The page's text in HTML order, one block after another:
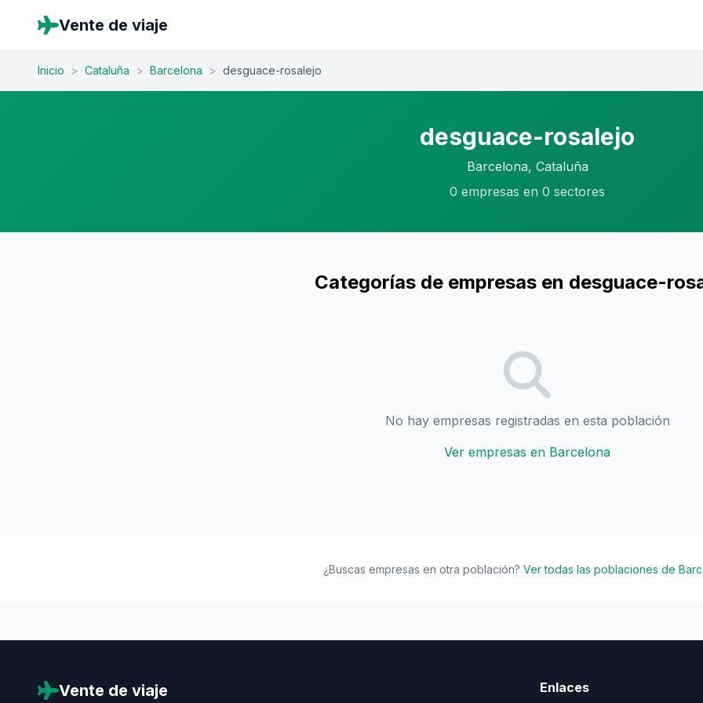
Vente de viaje
Inicio > Cataluña > Barcelona > desguace-rosalejo
desguace-rosalejo
Barcelona, Cataluña
0 empresas en 0 sectores
Categorías de empresas en desguace-
No hay empresas registradas en esta población
Ver empresas en Barcelona
¿Buscas empresas en otra población? Ver todas las poblaciones de
Vente de viaje Enlaces